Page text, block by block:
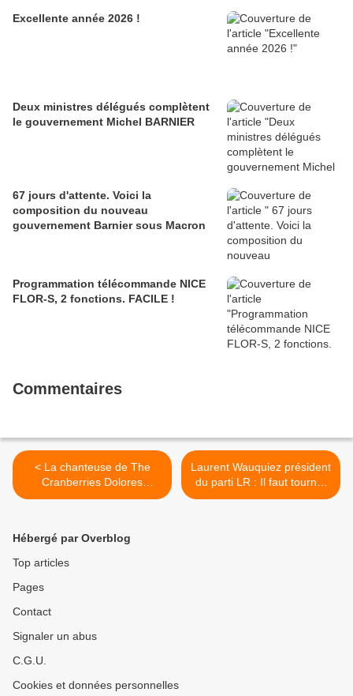
Excellente année 2026 !
Deux ministres délégués complètent
le gouvernement Michel BARNIER
67 jours d'attente. Voici la
composition du nouveau
gouvernement Barnier sous Macron
Programmation télécommande NICE
FLOR-S, 2 fonctions. FACILE !
Commentaires
< La chanteuse de The
Cranberries Dolores
O'Riordan est morte à l'âge
Laurent Wauquiez président
du parti LR : Il faut tourner
la page des divisions >
Hébergé par Overblog
Top articles
Pages
Contact
Signaler un abus
C.G.U.
Cookies et données personnelles